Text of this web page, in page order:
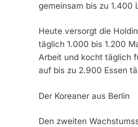
gemeinsam bis zu 1.400
Heute versorgt die
täglich 1.000 bis 1.200
Arbeit und kocht täglich
auf bis zu 2.900 Essen
Der Koreaner aus Berlin
Den zweiten